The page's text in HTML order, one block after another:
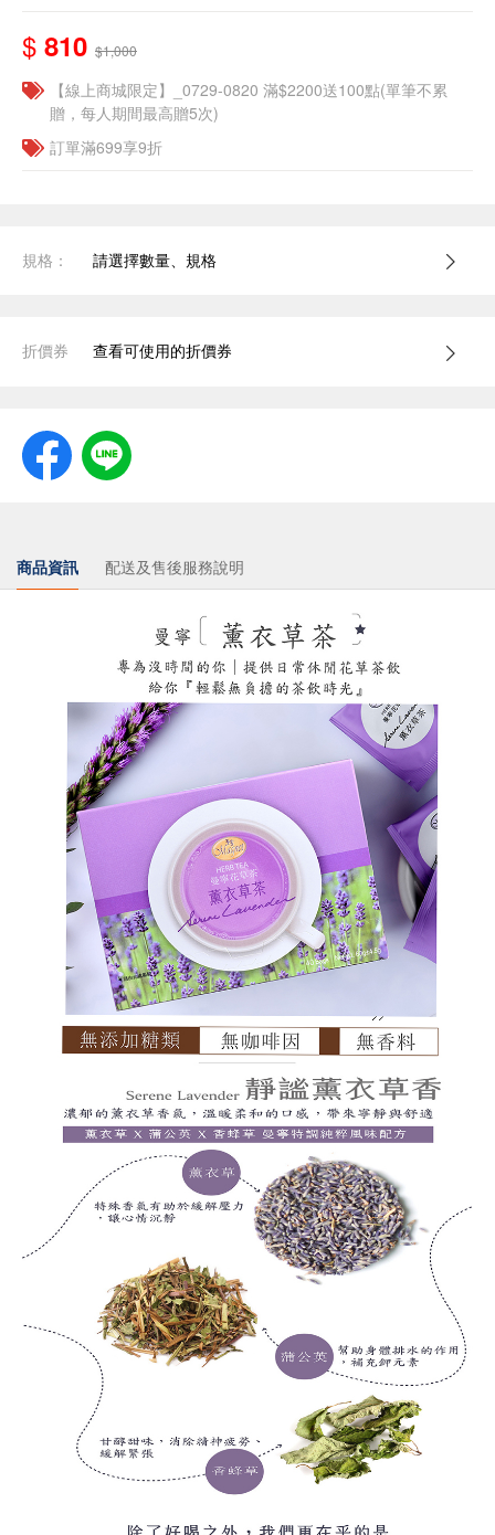
$ 810 $1,000
【線上商城限定】_0729-0820 滿$2200送100點(單筆不累
贈，每人期間最高贈5次)
訂單滿699享9折
規格： 請選擇數量、規格
折價券 查看可使用的折價券
商品資訊 配送及售後服務說明